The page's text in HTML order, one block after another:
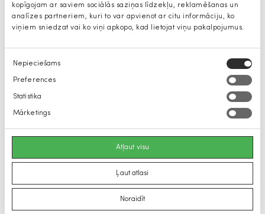
kopīgojam ar saviem sociālās saziņas līdzekļu, reklamēšanas un
analīzes partneriem, kuri to var apvienot ar citu informāciju, ko
viņiem sniedzat vai ko viņi apkopo, kad lietojat viņu pakalpojumus.
Piekrišanas
izvēle
Nepieciešams
Preferences
Statistika
Mārketings
Atļaut visu
Ļaut atlasi
Noraidīt